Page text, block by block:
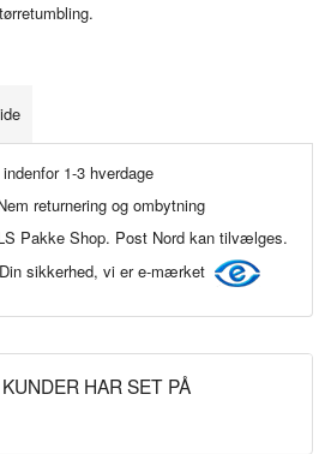
1-3 hverdage
returnering og ombytning
Pakke Shop. Post Nord kan tilvælges.
sikkerhed, vi er e-mærket
HAR SET PÅ